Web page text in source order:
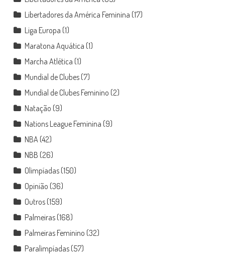
Libertadores da América Feminina (17)
Liga Europa (1)
Maratona Aquática (1)
Marcha Atlética (1)
Mundial de Clubes(7)
Mundial de Clubes Feminino (2)
Natação (9)
Nations League Feminina (9)
NBA(42)
NBB (26)
Olimpíadas(150)
Opinião (36)
Outros(159)
Palmeiras(168)
Palmeiras Feminino (32)
Paralimpíadas(57)